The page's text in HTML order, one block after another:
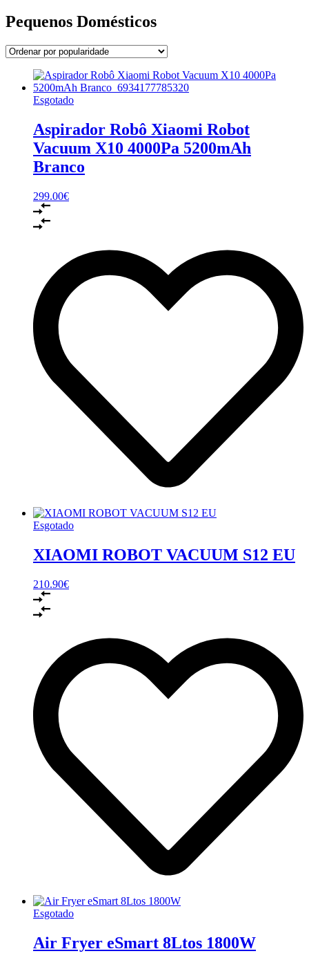
Pequenos Domésticos
Esgotado
Aspirador Robô Xiaomi Robot
Vacuum X10 4000Pa 5200mAh
Branco
299.00€
Esgotado
XIAOMI ROBOT VACUUM S12 EU
210.90€
Esgotado
Air Fryer eSmart 8Ltos 1800W